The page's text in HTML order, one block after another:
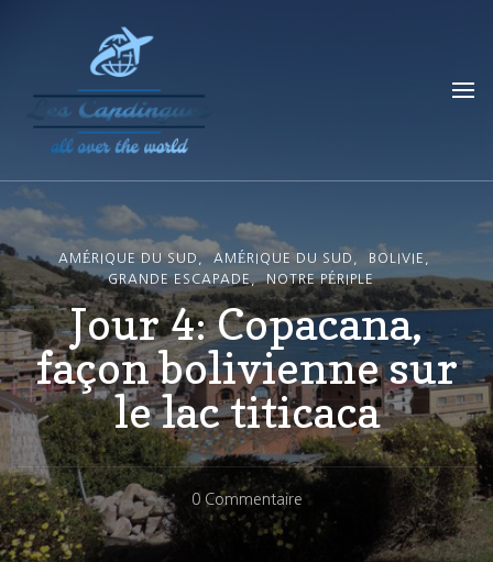
Les Capdingues
blog de voyage
AMÉRIQUE DU SUD AMÉRIQUE DU SUD
BOLIVIE
GRANDE ESCAPADE
NOTRE PÉRIPLE
Jour 4: Copacana,
façon bolivienne sur
le lac titicaca
0 CommentaireSur
Jour